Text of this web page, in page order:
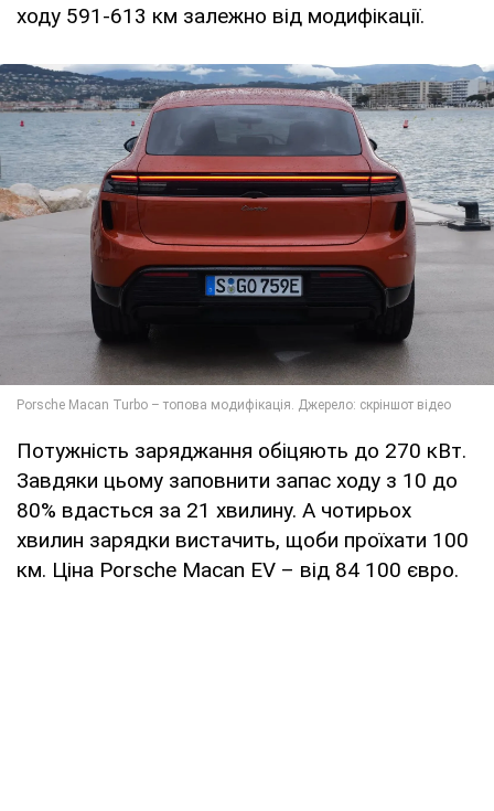
ходу 591-613 км залежно від модифікації.
Потужність заряджання обіцяють до 270 кВт.
Завдяки цьому заповнити запас ходу з 10 до
80% вдасться за 21 хвилину. А чотирьох
хвилин зарядки вистачить, щоби проїхати 100
км. Ціна Porsche Macan EV – від 84 100 євро.